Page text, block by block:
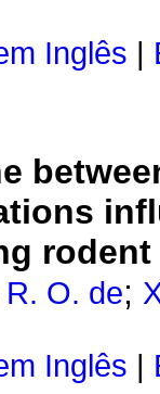
Inglês
O. de;
Inglês